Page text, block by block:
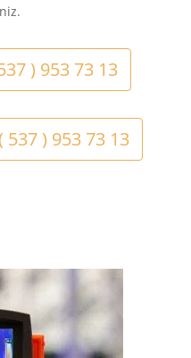
) 953 73 13
) 953 73 13